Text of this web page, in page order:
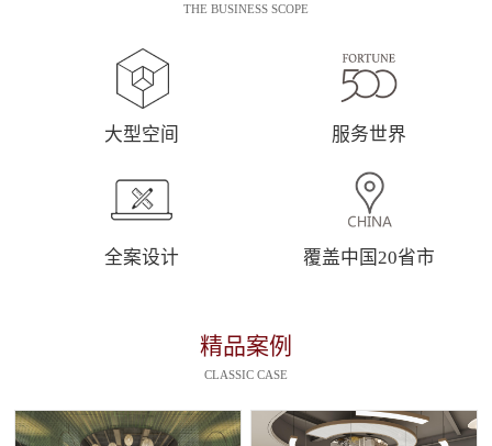
THE BUSINESS SCOPE
大型空间 服务世界
全案设计 覆盖中国20省市
精品案例
CLASSIC CASE